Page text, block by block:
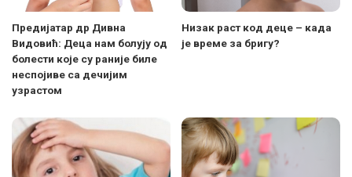
Предијатар др Дивна
Видовић: Деца нам болују од
болести које су раније биле
неспојиве са дечијим
узрастом
Низак раст код деце – када
је време за бригу?